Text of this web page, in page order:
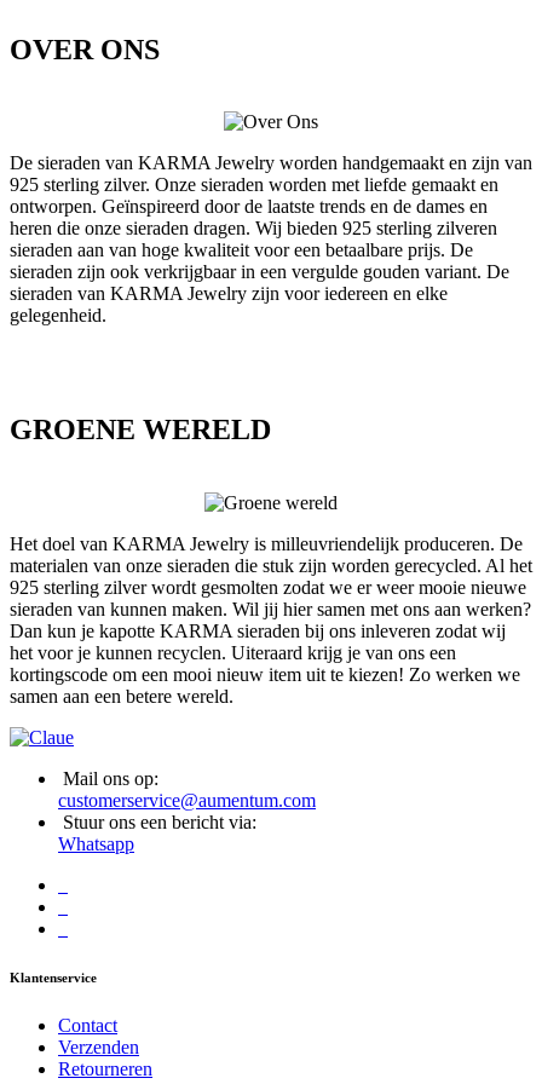
OVER ONS
De sieraden van KARMA Jewelry worden handgemaakt en zijn van
925 sterling zilver. Onze sieraden worden met liefde gemaakt en
ontworpen. Geïnspireerd door de laatste trends en de dames en
heren die onze sieraden dragen. Wij bieden 925 sterling zilveren
sieraden aan van hoge kwaliteit voor een betaalbare prijs. De
sieraden zijn ook verkrijgbaar in een vergulde gouden variant. De
sieraden van KARMA Jewelry zijn voor iedereen en elke
gelegenheid.
GROENE WERELD
Het doel van KARMA Jewelry is milleuvriendelijk produceren. De
materialen van onze sieraden die stuk zijn worden gerecycled. Al het
925 sterling zilver wordt gesmolten zodat we er weer mooie nieuwe
sieraden van kunnen maken. Wil jij hier samen met ons aan werken?
Dan kun je kapotte KARMA sieraden bij ons inleveren zodat wij
het voor je kunnen recyclen. Uiteraard krijg je van ons een
kortingscode om een mooi nieuw item uit te kiezen! Zo werken we
samen aan een betere wereld.
Mail ons op:
customerservice@aumentum.com
Stuur ons een bericht via:
Whatsapp
Klantenservice
Contact
Verzenden
Retourneren